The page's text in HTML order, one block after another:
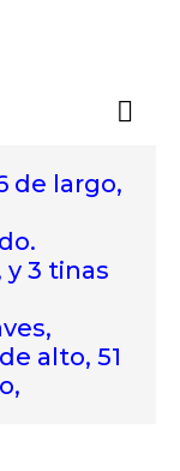
de largo,
3 tinas
alto, 51